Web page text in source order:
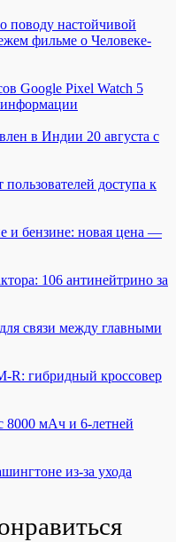
поводу настойчивой
фильме о Человеке-
Google Pixel Watch 5
информации
в Индии 20 августа с
доступа к
и бензине: новая цена —
106 антинейтрино за
связи между главными
R: гибридный кроссовер
8000 мАч и 6-летней
из-за ухода